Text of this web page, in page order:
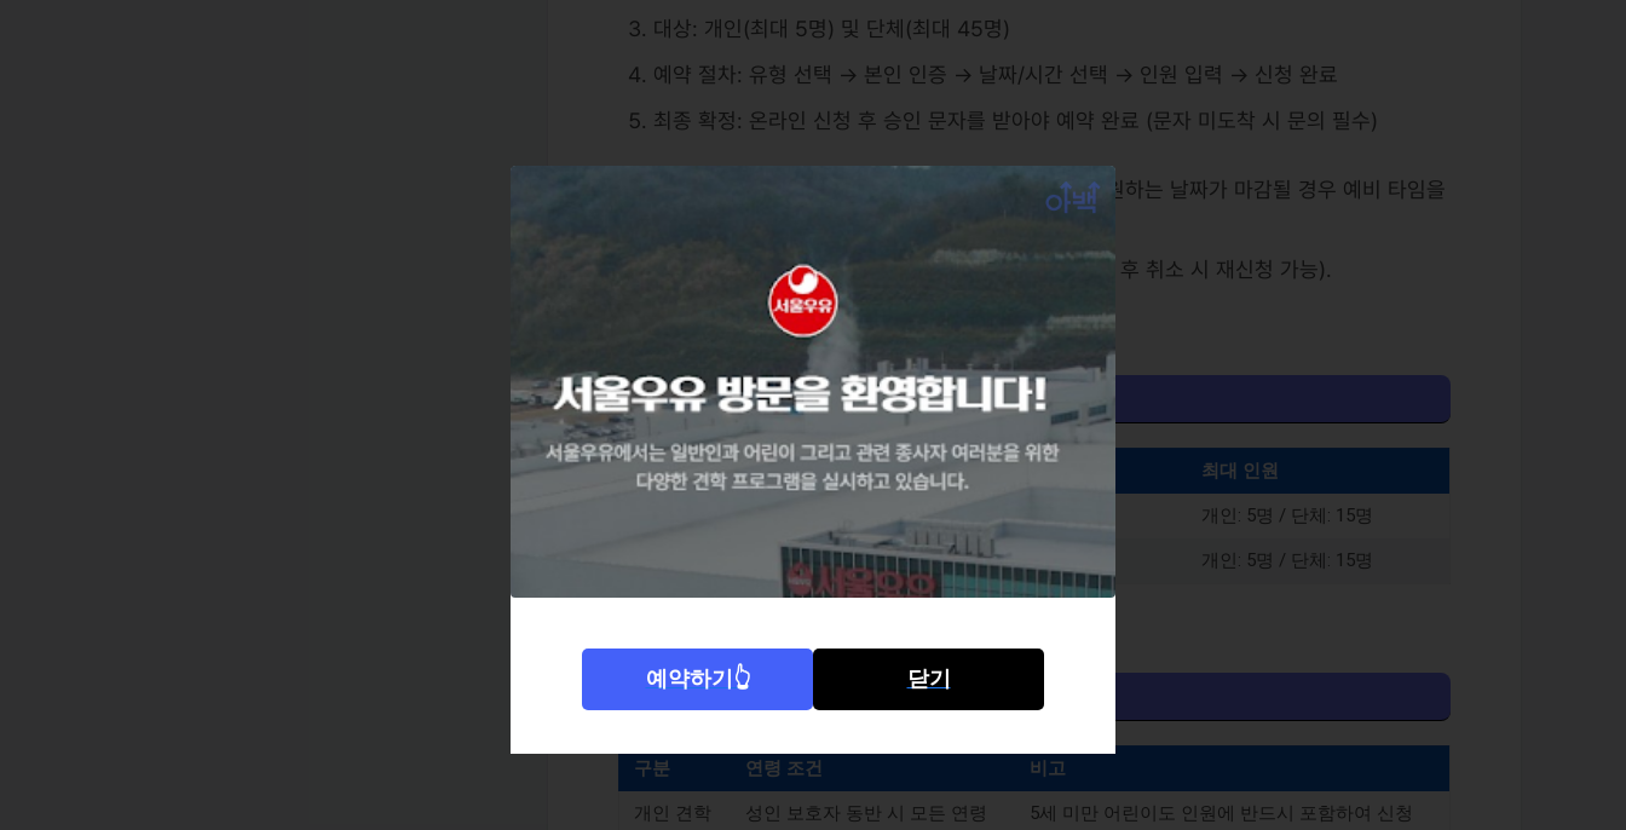
대상: 개인(최대 5명) 및 단체(최대 45명)
예약 절차: 유형 선택 → 본인 인증 → 날짜/시간 선택 → 인원 입력 → 신청 완료
최종 확정: 온라인 신청 후 승인 문자를 받아야 예약 완료 (문자 미도착 시 문의 필수)
예약 팁: 접수 시작 시간(오전 10시) 정각 접속 필수, 원하는 날짜가 마감될 경우 예비 타임을
신청 횟수 제한: 1년에 1회 견학 참여만 가능 (단, 예약 후 취소 시 재신청 가능).
🕒 2026년 견학 시간표 및 인원 기준
구분 운영시간 (각 1시간 소요) 최대 인원
10:00 / 10:15 / 10:30 (공식 정보 기준) 개인: 5명 / 단체: 15명
13:30 / 13:45 / 14:00 (공식 정보 기준) 개인: 5명 / 단체: 15명
👶 연령별 참가 기준
구분 연령 조건 비고
개인 견학 성인 보호자 동반 시 모든 연령 5세 미만 어린이도 인원에 반드시 포함하여 신청
예약하기👆 닫기